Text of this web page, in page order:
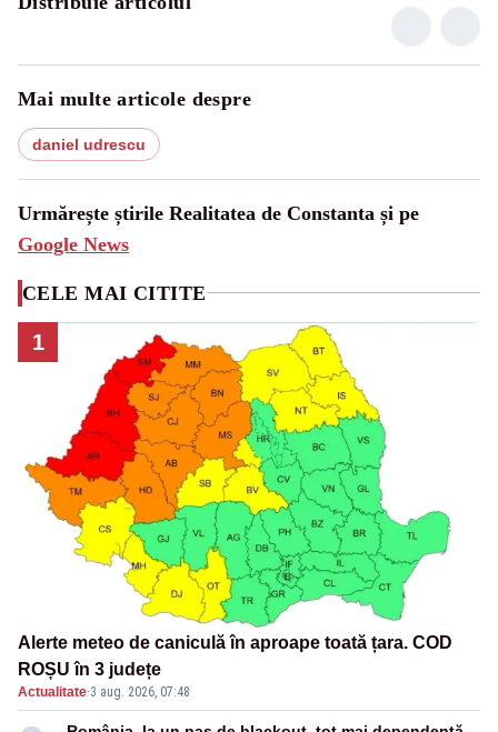
Mai multe articole despre
daniel udrescu
Urmărește știrile Realitatea de Constanta și pe
Google News
CELE MAI CITITE
1
Alerte meteo de caniculă în aproape toată țara. COD
ROȘU în 3 județe
Actualitate·3 aug. 2026, 07:48